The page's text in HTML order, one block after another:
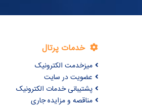
خدمات پرتال
میزخدمت الکترونیک
عضویت در سایت
پشتیبانی خدمات الکترونیک
مناقصه و مزایده جاری